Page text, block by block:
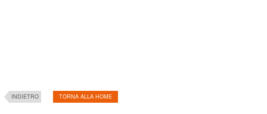
INDIETRO TORNA ALLA HOME